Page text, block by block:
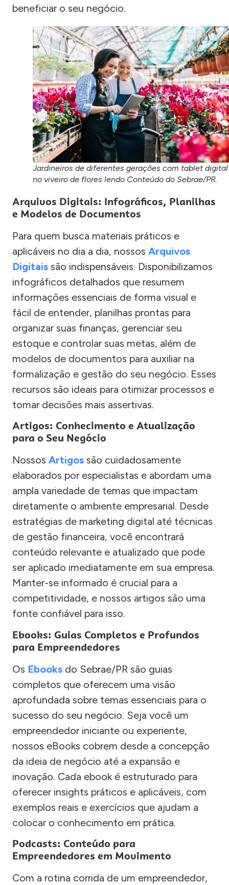
beneficiar o seu negócio.
Jardineiros de diferentes gerações com tablet digital
no viveiro de flores lendo Conteúdo do Sebrae/PR.
Arquivos Digitais: Infográficos, Planilhas
e Modelos de Documentos
Para quem busca materiais práticos e
aplicáveis no dia a dia, nossos Arquivos
Digitais são indispensáveis. Disponibilizamos
infográficos detalhados que resumem
informações essenciais de forma visual e
fácil de entender, planilhas prontas para
organizar suas finanças, gerenciar seu
estoque e controlar suas metas, além de
modelos de documentos para auxiliar na
formalização e gestão do seu negócio. Esses
recursos são ideais para otimizar processos e
tomar decisões mais assertivas.
Artigos: Conhecimento e Atualização
para o Seu Negócio
Nossos Artigos são cuidadosamente
elaborados por especialistas e abordam uma
ampla variedade de temas que impactam
diretamente o ambiente empresarial. Desde
estratégias de marketing digital até técnicas
de gestão financeira, você encontrará
conteúdo relevante e atualizado que pode
ser aplicado imediatamente em sua empresa.
Manter-se informado é crucial para a
competitividade, e nossos artigos são uma
fonte confiável para isso.
Ebooks: Guias Completos e Profundos
para Empreendedores
Os Ebooks do Sebrae/PR são guias
completos que oferecem uma visão
aprofundada sobre temas essenciais para o
sucesso do seu negócio. Seja você um
empreendedor iniciante ou experiente,
nossos eBooks cobrem desde a concepção
da ideia de negócio até a expansão e
inovação. Cada ebook é estruturado para
oferecer insights práticos e aplicáveis, com
exemplos reais e exercícios que ajudam a
colocar o conhecimento em prática.
Podcasts: Conteúdo para
Empreendedores em Movimento
Com a rotina corrida de um empreendedor,